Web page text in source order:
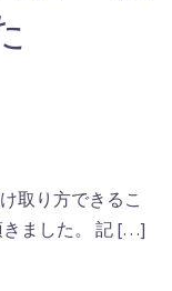
取り方できるこ
きました。 記 […]